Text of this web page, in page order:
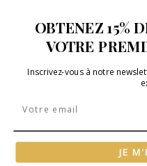
Produits similaires
OBTENEZ 15%
VOTRE
Inscrivez-vous à notre
Email
JE